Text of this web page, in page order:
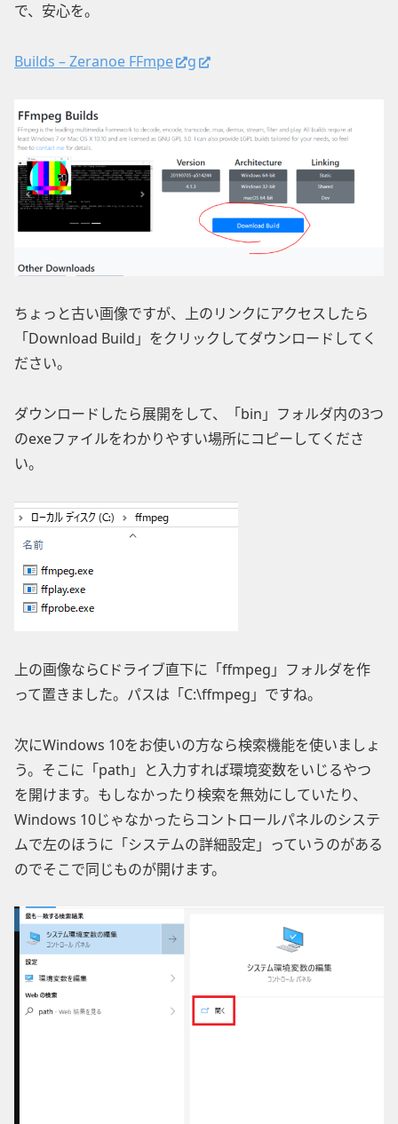
で、安心を。
Builds – Zeranoe FFmpe g
ちょっと古い画像ですが、上のリンクにアクセスしたら
「Download Build」をクリックしてダウンロードしてく
ださい。
ダウンロードしたら展開をして、「bin」フォルダ内の3つ
のexeファイルをわかりやすい場所にコピーしてくださ
い。
上の画像ならCドライブ直下に「ffmpeg」フォルダを作
って置きました。パスは「C:\ffmpeg」ですね。
次にWindows 10をお使いの方なら検索機能を使いましょ
う。そこに「path」と入力すれば環境変数をいじるやつ
を開けます。もしなかったり検索を無効にしていたり、
Windows 10じゃなかったらコントロールパネルのシステ
ムで左のほうに「システムの詳細設定」っていうのがある
のでそこで同じものが開けます。